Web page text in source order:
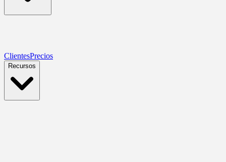
ClientesPrecios
Recursos